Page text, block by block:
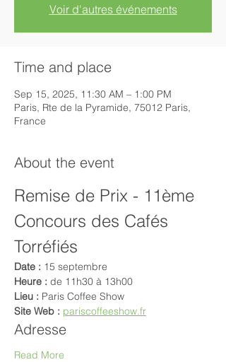
Voir d'autres événements
Time and place
Sep 15, 2025, 11:30 AM – 1:00 PM
Paris, Rte de la Pyramide, 75012 Paris,
France
About the event
Remise de Prix - 11ème
Concours des Cafés
Torréfiés
Date : 15 septembre
Heure : de 11h30 à 13h00
Lieu : Paris Coffee Show
Site Web : pariscoffeeshow.fr
Adresse
Read More